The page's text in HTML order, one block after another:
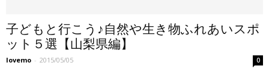
子どもと行こう♪自然や生き物ふれあいスポ
ット５選【山梨県編】
lovemo - 2015/05/05 0